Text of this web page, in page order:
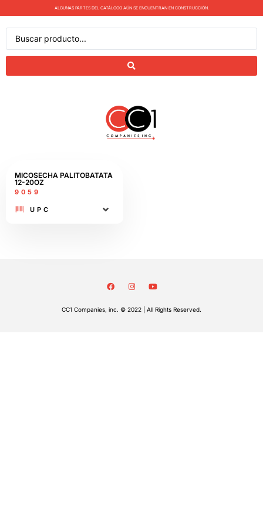
ALGUNAS PARTES DEL CATÁLOGO AÚN SE ENCUENTRAN EN CONSTRUCCIÓN.
MICOSECHA PALITOBATATA
12-20OZ
9059
UPC
CC1 Companies, inc. © 2022 | All Rights Reserved.